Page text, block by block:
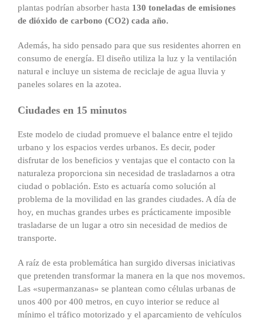
plantas podrían absorber hasta 130 toneladas de emisiones
de dióxido de carbono (CO2) cada año.
Además, ha sido pensado para que sus residentes ahorren en
consumo de energía. El diseño utiliza la luz y la ventilación
natural e incluye un sistema de reciclaje de agua lluvia y
paneles solares en la azotea.
Ciudades en 15 minutos
Este modelo de ciudad promueve el balance entre el tejido
urbano y los espacios verdes urbanos. Es decir, poder
disfrutar de los beneficios y ventajas que el contacto con la
naturaleza proporciona sin necesidad de trasladarnos a otra
ciudad o población. Esto es actuaría como solución al
problema de la movilidad en las grandes ciudades. A día de
hoy, en muchas grandes urbes es prácticamente imposible
trasladarse de un lugar a otro sin necesidad de medios de
transporte.
A raíz de esta problemática han surgido diversas iniciativas
que pretenden transformar la manera en la que nos movemos.
Las «supermanzanas» se plantean como células urbanas de
unos 400 por 400 metros, en cuyo interior se reduce al
mínimo el tráfico motorizado y el aparcamiento de vehículos